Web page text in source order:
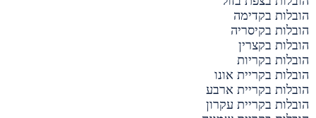
הובלות בקדימה
הובלות בקיסריה
הובלות בקצרין
הובלות בקריות
הובלות בקריית אונו
הובלות בקריית ארבע
הובלות בקריית עקרון